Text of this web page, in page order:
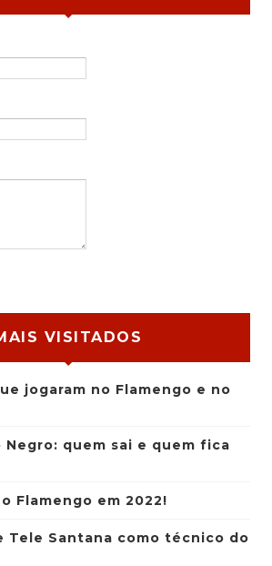
VISITADOS
jogaram no Flamengo e no
Negro: quem sai e quem fica
Flamengo em 2022!
Tele Santana como técnico do